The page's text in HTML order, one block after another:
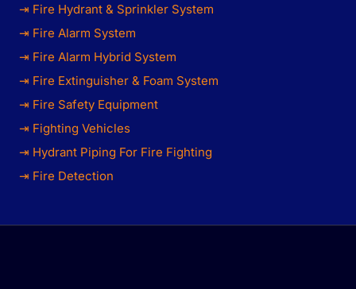
⇥ Fire Hydrant & Sprinkler System
⇥ Fire Alarm System
⇥ Fire Alarm Hybrid System
⇥ Fire Extinguisher & Foam System
⇥ Fire Safety Equipment
⇥ Fighting Vehicles
⇥ Hydrant Piping For Fire Fighting
⇥ Fire Detection